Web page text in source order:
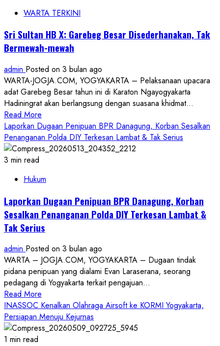
Sewon:
Kampus,
KORDA
An-
Nur
Siapkan
Dakwah
Qur’ani
Berbasis
Digital
WARTA TERKINI
Sri Sultan HB X: Garebeg Besar Disederhanakan, Tak
Bermewah-mewah
admin Posted on 3 bulan ago
WARTA-JOGJA.COM, YOGYAKARTA – Pelaksanaan upacara
adat Garebeg Besar tahun ini di Karaton Ngayogyakarta
Hadiningrat akan berlangsung dengan suasana khidmat...
Read More
more
about
Sri
X:
Besar
Disederhanakan,
Tak
mewah
Laporkan Dugaan Penipuan BPR Danagung, Korban Sesalkan
Penanganan Polda DIY Terkesan Lambat & Tak Serius
3 min read
Hukum
Laporkan Dugaan Penipuan BPR Danagung, Korban
Sesalkan Penanganan Polda DIY Terkesan Lambat &
Tak Serius
admin Posted on 3 bulan ago
WARTA – JOGJA.COM, YOGYAKARTA – Dugaan tindak
pidana penipuan yang dialami Evan Laraserana, seorang
pedagang di Yogyakarta terkait pengajuan...
Read More
more
about
Laporkan
INASSOC Kenalkan Olahraga Airsoft ke KORMI Yogyakarta,
Persiapan Menuju Kejurnas
1 min read